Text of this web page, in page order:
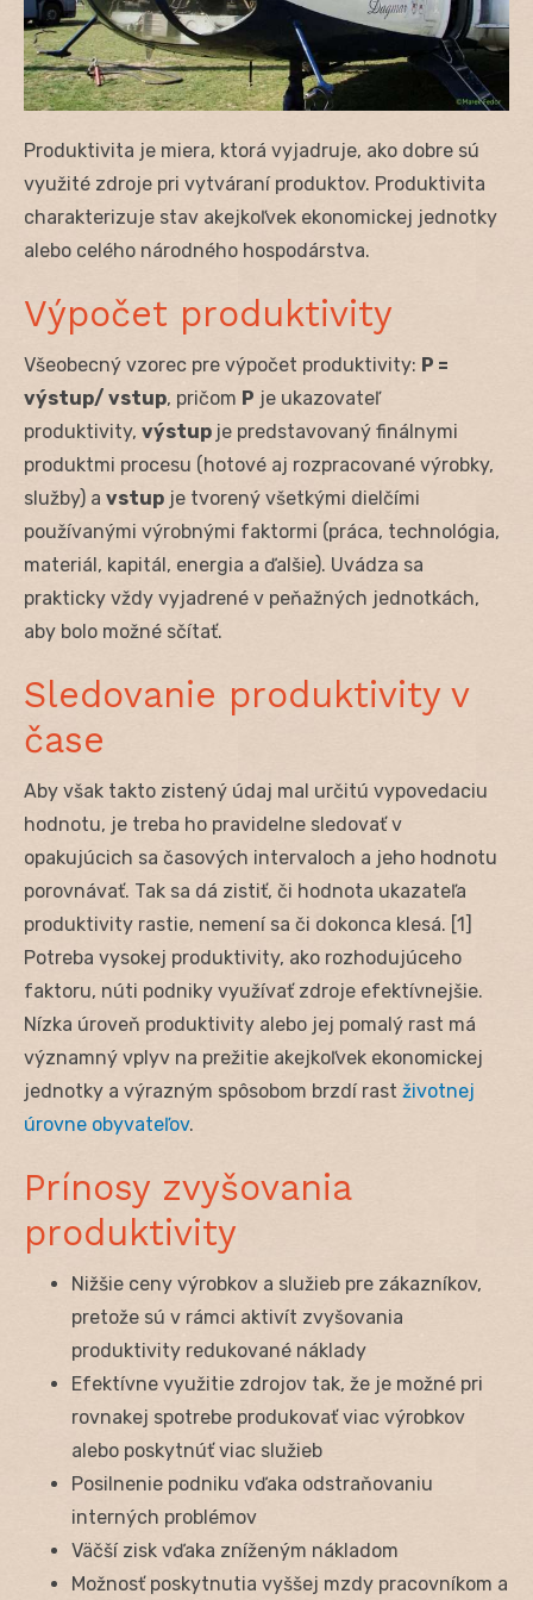
Produktivita je miera, ktorá vyjadruje, ako dobre sú
využité zdroje pri vytváraní produktov. Produktivita
charakterizuje stav akejkoľvek ekonomickej jednotky
alebo celého národného hospodárstva.
Výpočet produktivity
Všeobecný vzorec pre výpočet produktivity: P =
výstup/ vstup, pričom P je ukazovateľ
produktivity, výstup je predstavovaný finálnymi
produktmi procesu (hotové aj rozpracované výrobky,
služby) a vstup je tvorený všetkými dielčími
používanými výrobnými faktormi (práca, technológia,
materiál, kapitál, energia a ďalšie). Uvádza sa
prakticky vždy vyjadrené v peňažných jednotkách,
aby bolo možné sčítať.
Sledovanie produktivity v
čase
Aby však takto zistený údaj mal určitú vypovedaciu
hodnotu, je treba ho pravidelne sledovať v
opakujúcich sa časových intervaloch a jeho hodnotu
porovnávať. Tak sa dá zistiť, či hodnota ukazateľa
produktivity rastie, nemení sa či dokonca klesá. [1]
Potreba vysokej produktivity, ako rozhodujúceho
faktoru, núti podniky využívať zdroje efektívnejšie.
Nízka úroveň produktivity alebo jej pomalý rast má
významný vplyv na prežitie akejkoľvek ekonomickej
jednotky a výrazným spôsobom brzdí rast životnej
úrovne obyvateľov.
Prínosy zvyšovania
produktivity
Nižšie ceny výrobkov a služieb pre zákazníkov,
pretože sú v rámci aktivít zvyšovania
produktivity redukované náklady
Efektívne využitie zdrojov tak, že je možné pri
rovnakej spotrebe produkovať viac výrobkov
alebo poskytnúť viac služieb
Posilnenie podniku vďaka odstraňovaniu
interných problémov
Väčší zisk vďaka zníženým nákladom
Možnosť poskytnutia vyššej mzdy pracovníkom a